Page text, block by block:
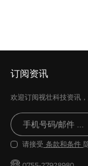
订阅资讯
欢迎订阅视壮科技资讯
请接受 条款和条件